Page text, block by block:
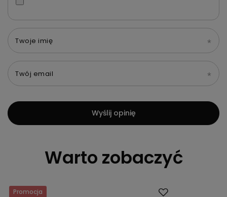
Twoje imię
Twój email
Wyślij opinię
Warto zobaczyć
Promocja